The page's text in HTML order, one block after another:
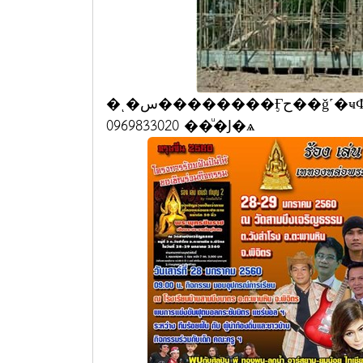
�ͺ�س��������Ӻح��ǧ˹�ҹФ� ���˹٨ж����ٻ��ŧ���Ф� //
0969833020 ��ͧ�Ϳ�ѧ